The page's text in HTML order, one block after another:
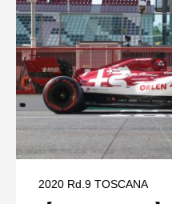
2020 Rd.9 TOSCANA